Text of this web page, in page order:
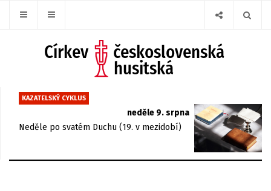
KAZATELSKÝ CYKLUS
neděle 9. srpna
Neděle po svatém Duchu (19. v mezidobí)